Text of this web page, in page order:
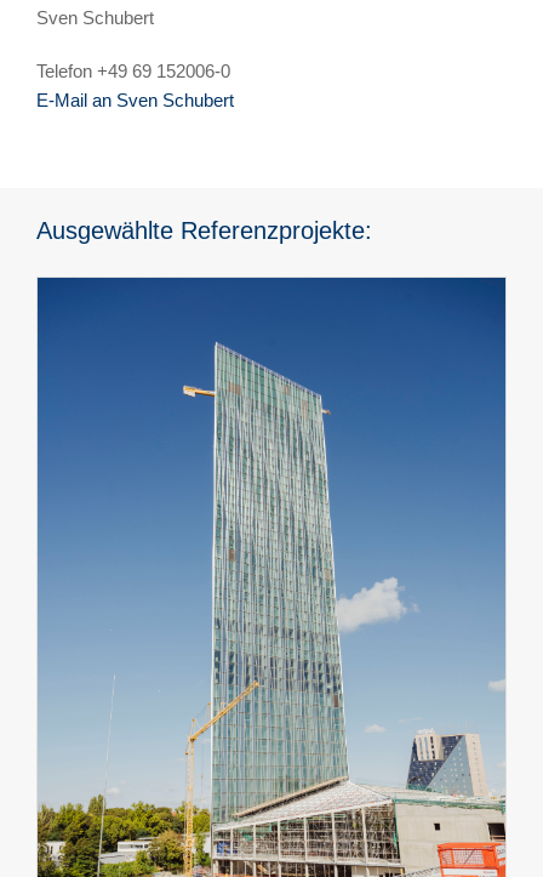
Sven Schubert
Telefon +49 69 152006-0
E-Mail an Sven Schubert
Ausgewählte Referenzprojekte: